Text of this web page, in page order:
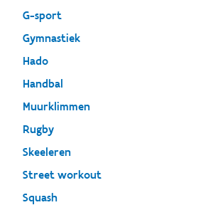
G-sport
Gymnastiek
Hado
Handbal
Muurklimmen
Rugby
Skeeleren
Street workout
Squash